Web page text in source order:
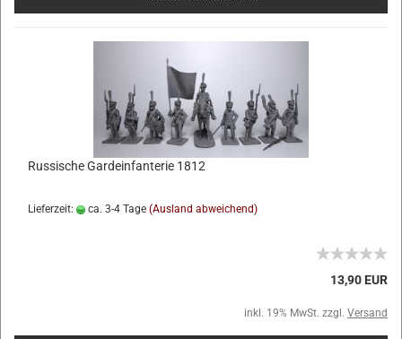
Russische Gardeinfanterie 1812
Lieferzeit: ca. 3-4 Tage (Ausland abweichend)
13,90 EUR
inkl. 19% MwSt. zzgl. Versand